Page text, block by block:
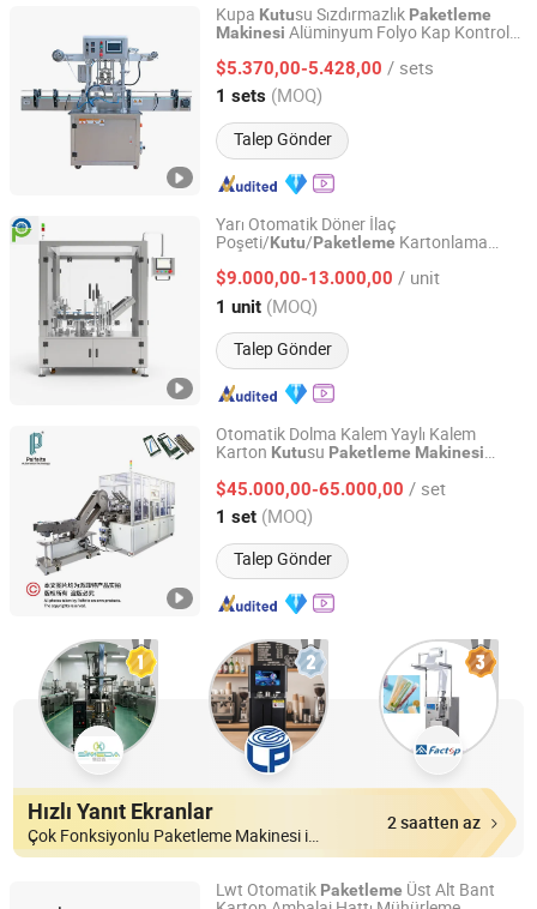
Kupa Kutusu Sızdırmazlık Paketleme
Makinesi Alüminyum Folyo Kap Kontrolü
$5.370,00-5.428,00 / sets
1 sets (MOQ)
Talep Gönder
Guangzhou Tengzhuo Packing Equipment Co., Ltd.
Guangdong, China Fiyat 2025
Yarı Otomatik Döner İlaç
Poşeti/Kutu/Paketleme Kartonlama
$9.000,00-13.000,00 / unit
1 unit (MOQ)
Talep Gönder
Huizhou Pingfang Trading Co., Ltd.
Guangdong, China Fiyat 2013
Otomatik Dolma Kalem Yaylı Kalem
Karton Kutusu Paketleme Makinesi
$45.000,00-65.000,00 / set
1 set (MOQ)
Talep Gönder
Suzhou Paifeite Automation Technology Co., Ltd.
Jiangsu, China Fiyat 2020
Hızlı Yanıt Ekranlar
Çok Fonksiyonlu Paketleme Makinesi içinde
2 saatten az
Lwt Otomatik Paketleme Üst Alt Bant